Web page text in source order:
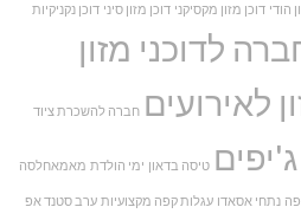
הודי דוכן מזון מקסיקני דוכן מזון סיני דוכן נקניקיות
לדוכני מזון
לאירועים חברה להשכרת ציוד
טיסה בדאון ימי הולדת מאמאחלסה
נתחי אסאדו עגלות קפה מקצועיות ערב סטנד אפ